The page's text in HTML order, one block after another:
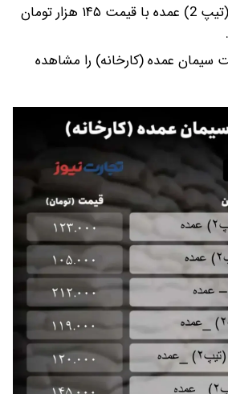
سیمان پاکتی تهران _ (تیپ 2) عمده با قیمت ۱۴۵ هزار تومان
سیمان عمده (کارخانه) را مشاهده